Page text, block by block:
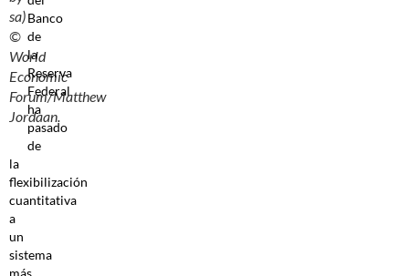
sa)
©
World
Economic
Forum/Matthew
Jordaan.
Banco
de
la
Reserva
Federal
ha
pasado
de
la
flexibilización
cuantitativa
a
un
sistema